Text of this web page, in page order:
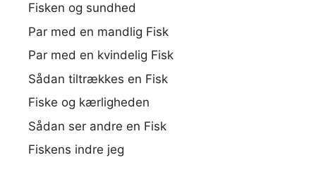
Fisken og sundhed
Par med en mandlig Fisk
Par med en kvindelig Fisk
Sådan tiltrækkes en Fisk
Fiske og kærligheden
Sådan ser andre en Fisk
Fiskens indre jeg